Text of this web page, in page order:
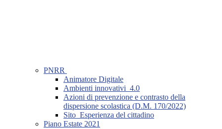
PNRR
Animatore Digitale
Ambienti innovativi_4.0
Azioni di prevenzione e contrasto della
dispersione scolastica (D.M. 170/2022)
Sito_Esperienza del cittadino
Piano Estate 2021